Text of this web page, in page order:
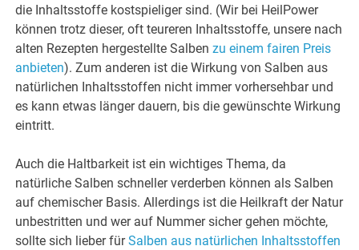
die Inhaltsstoffe kostspieliger sind. (Wir bei HeilPower
können trotz dieser, oft teureren Inhaltsstoffe, unsere nach
alten Rezepten hergestellte Salbenzu einem fairen Preis
anbieten). Zum anderen ist die Wirkung von Salben aus
natürlichen Inhaltsstoffen nicht immer vorhersehbar und
es kann etwas länger dauern, bis die gewünschte Wirkung
eintritt.
Auch die Haltbarkeit ist ein wichtiges Thema, da
natürliche Salben schneller verderben können als Salben
auf chemischer Basis. Allerdings ist die Heilkraft der Natur
unbestritten und wer auf Nummer sicher gehen möchte,
sollte sich lieber fürSalben aus natürlichen Inhaltsstoffen